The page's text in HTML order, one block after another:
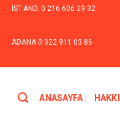
İST.AND. 0 216 606 29 32
ADANA0 322 911 03 86
ANASAYFA